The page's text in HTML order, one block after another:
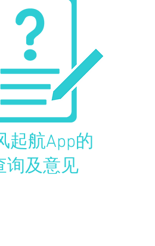
起航App的
询及意见